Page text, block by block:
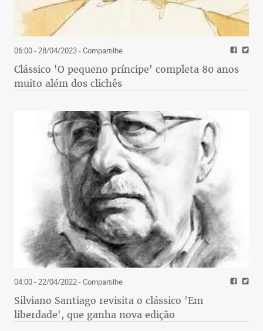
06:00 - 28/04/2023- Compartilhe
Clássico 'O pequeno príncipe' completa 80 anos
muito além dos clichês
04:00 - 22/04/2022- Compartilhe
Silviano Santiago revisita o clássico 'Em
liberdade', que ganha nova edição